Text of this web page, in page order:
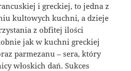
i greckiej, to jedna z
kultowych kuchni, a dzieje
z obfitej ilości
jak w kuchni greckiej
parmezanu – sera, który
włoskich dań. Sukces